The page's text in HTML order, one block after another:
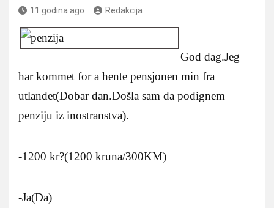
11 godina ago Redakcija
God dag.Jeg
har kommet for a hente pensjonen min fra
utlandet(Dobar dan.Došla sam da podignem
penziju iz inostranstva).
-1200 kr?(1200 kruna/300KM)
-Ja(Da)